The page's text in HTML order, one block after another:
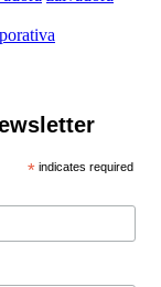
* indicates required